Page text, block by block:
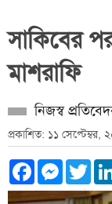
সাকিবের
মাশরাফি
নিজস্ব
প্রকাশিত: ১১ সেপ্টেম্বর,
Facebook